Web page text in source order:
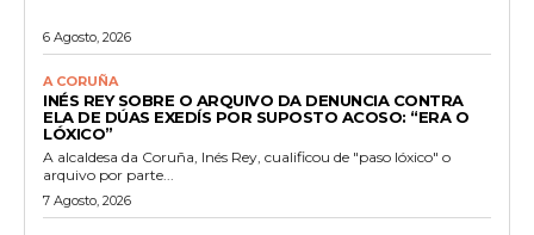
6 Agosto, 2026
A CORUÑA
INÉS REY SOBRE O ARQUIVO DA DENUNCIA CONTRA
ELA DE DÚAS EXEDÍS POR SUPOSTO ACOSO: “ERA O
LÓXICO”
A alcaldesa da Coruña, Inés Rey, cualificou de "paso lóxico" o
arquivo por parte...
7 Agosto, 2026